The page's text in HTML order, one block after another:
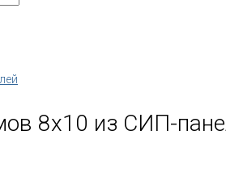
8х10 из СИП-